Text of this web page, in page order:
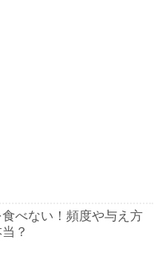
べない！頻度や与え方
？